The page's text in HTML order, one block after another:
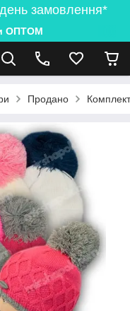
замовлення*
ОПТОМ
Продано